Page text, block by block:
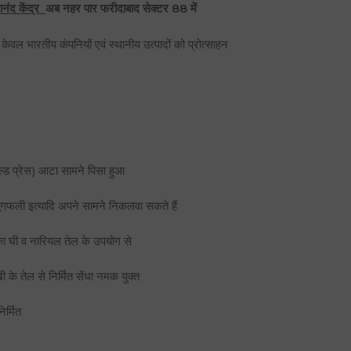
केंद्र अब नहर पार फरीदाबाद सेक्टर 88 में
भारतीय कंपनियों एवं स्थानीय उत्पादों को प्रोत्साहन
प्रेस) आटा सामने पिसा हुआ
इत्यादि अपने सामने निकलवा सकते हैं
घी व नारियल तेल के उपयोग से
के तेल से निर्मित सेंधा नमक युक्त